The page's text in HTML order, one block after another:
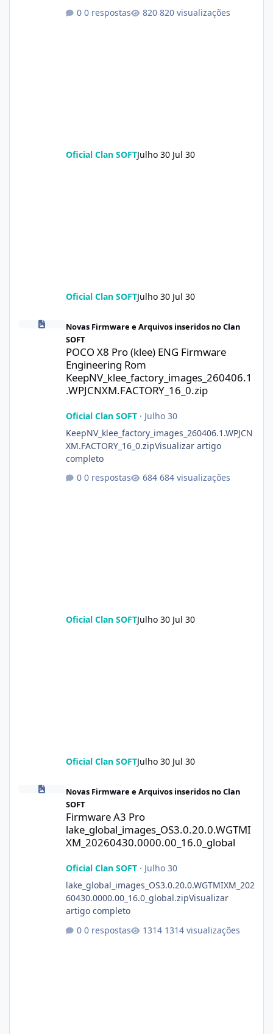
0 respostas
820 visualizações
Oficial Clan SOFTJulho 30 Jul 30
Oficial Clan SOFTJulho 30 Jul 30
Novas Firmware e Arquivos inseridos no Clan
SOFT
POCO X8 Pro (klee) ENG Firmware
Engineering Rom
KeepNV_klee_factory_images_260406.1
.WPJCNXM.FACTORY_16_0.zip
Oficial Clan SOFT· Julho 30
KeepNV_klee_factory_images_260406.1.WPJCN
XM.FACTORY_16_0.zipVisualizar artigo
completo
0 respostas
684 visualizações
Oficial Clan SOFTJulho 30 Jul 30
Oficial Clan SOFTJulho 30 Jul 30
Firmware A3 Pro
Novas Firmware e Arquivos inseridos no Clan
SOFT
Firmware A3 Pro
lake_global_images_OS3.0.20.0.WGTMI
XM_20260430.0000.00_16.0_global
Oficial Clan SOFT· Julho 30
lake_global_images_OS3.0.20.0.WGTMIXM_202
60430.0000.00_16.0_global.zipVisualizar
artigo completo
0 respostas
1314 visualizações